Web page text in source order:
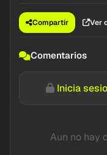
Compartir Ver
Comentarios
Inicia
Aun no hay